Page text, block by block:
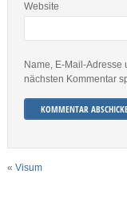
Website
Name, E-Mail-Adresse
nächsten Kommentar
« Visum